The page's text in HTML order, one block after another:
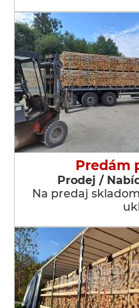
Predám
Prodej /
Na predaj